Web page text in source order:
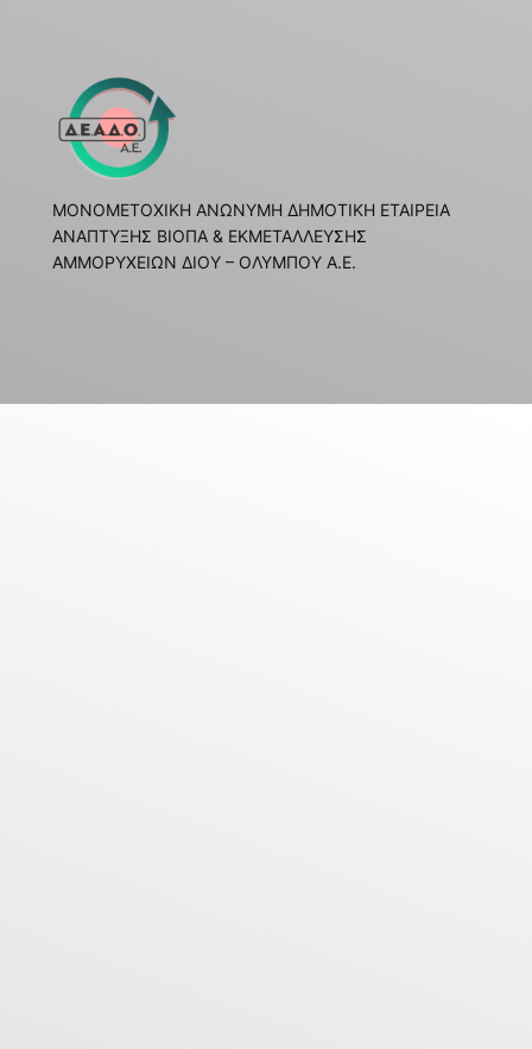
ΜΟΝΟΜΕΤΟΧΙΚΗ ΑΝΩΝΥΜΗ ΔΗΜΟΤΙΚΗ ΕΤΑΙΡΕΙΑ
ΑΝΑΠΤΥΞΗΣ ΒΙΟΠΑ & ΕΚΜΕΤΑΛΛΕΥΣΗΣ
ΑΜΜΟΡΥΧΕΙΩΝ ΔΙΟΥ – ΟΛΥΜΠΟΥ Α.Ε.